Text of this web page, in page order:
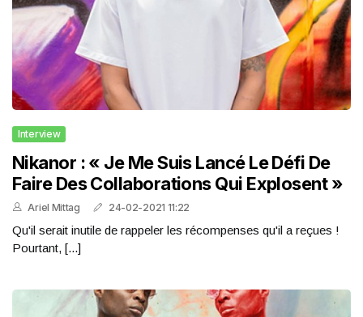
Interview
Nikanor : « Je Me Suis Lancé Le Défi De
Faire Des Collaborations Qui Explosent »
Ariel Mittag 24-02-2021 11:22
Qu'il serait inutile de rappeler les récompenses qu'il a reçues !
Pourtant, [...]